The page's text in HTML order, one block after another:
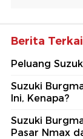
Berita
Peluang
Suzuki
Ini, Kenapa?
Suzuki
Pasar Nmax